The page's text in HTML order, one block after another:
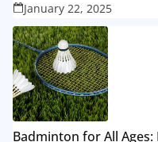
January 22, 2025
Badminton for All